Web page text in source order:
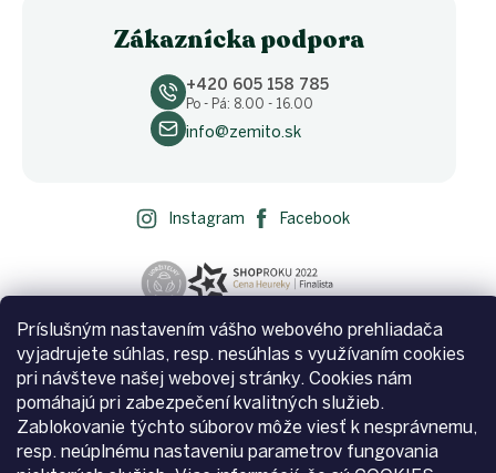
Príslušným nastavením vášho webového prehliadača
vyjadrujete súhlas, resp. nesúhlas s využívaním cookies
pri návšteve našej webovej stránky. Cookies nám
pomáhajú pri zabezpečení kvalitných služieb.
Zablokovanie týchto súborov môže viesť k nesprávnemu,
resp. neúplnému nastaveniu parametrov fungovania
Zákaznícka podpora
+420 605 158 785
Po - Pá: 8.00 - 16.00
info@zemito.sk
Instagram Facebook